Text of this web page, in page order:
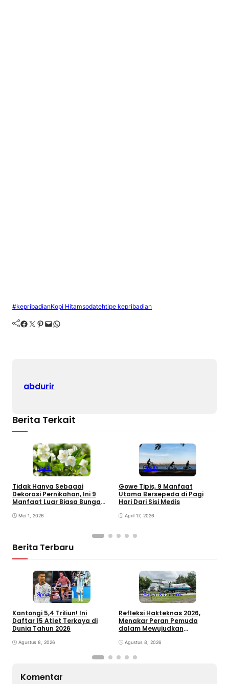
#kepribadianKopi Hitamsodatehtipe kepribadian
Facebook Twitter Pinterest Mail WhatsApp
abdurir
Berita Terkait
Health
Tidak Hanya Sebagai
Dekorasi Pernikahan, Ini 9
Manfaat Luar Biasa Bunga
Tradisional
Mei 1, 2026
Health
Gowe Tipis, 9 Manfaat
Utama Bersepeda di Pagi
Hari Dari Sisi Medis
April 17, 2026
Berita Terbaru
Sport
Kantongi 5,4 Triliun! Ini
Daftar 15 Atlet Terkaya di
Dunia Tahun 2026
Agustus 8, 2026
Social & Culture
Refleksi Hakteknas 2026,
Menakar Peran Pemuda
dalam Mewujudkan
Indonesia
Agustus 8, 2026
Komentar